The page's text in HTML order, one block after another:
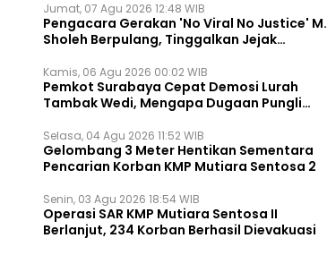
Jumat, 07 Agu 2026 12:48 WIB
Pengacara Gerakan 'No Viral No Justice' M.
Sholeh Berpulang, Tinggalkan Jejak
Kamis, 06 Agu 2026 00:02 WIB
Pemkot Surabaya Cepat Demosi Lurah
Tambak Wedi, Mengapa Dugaan Pungli
Selasa, 04 Agu 2026 11:52 WIB
Gelombang 3 Meter Hentikan Sementara
Pencarian Korban KMP Mutiara Sentosa 2
Senin, 03 Agu 2026 18:54 WIB
Operasi SAR KMP Mutiara Sentosa II
Berlanjut, 234 Korban Berhasil Dievakuasi